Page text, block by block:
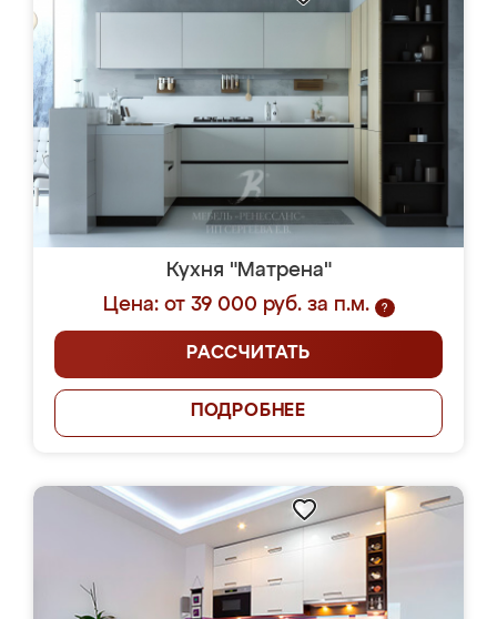
Кухня "Матрена"
Цена: от 39 000 руб. за п.м.
?
РАССЧИТАТЬ
ПОДРОБНЕЕ